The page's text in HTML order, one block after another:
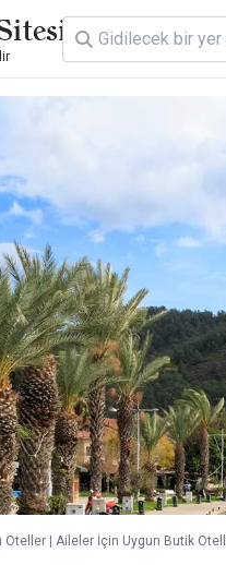
Oteller | Aileler İçin Uygun Butik